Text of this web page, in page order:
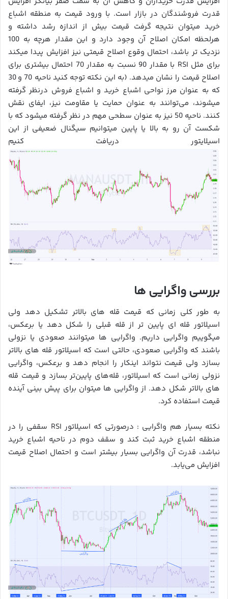
قدرت فروشندگان در بازار است. با ورود قیمت به منطقه اشباع
خرید میتوان نتیجه گرفت قیمت بیش از اندازه رشد داشته و
هرلحظه امکان اصلاح آن وجود دارد و این مقدار هرچه به 100
نزدیک تر باشد، احتمال وقوع اصلاح قیمتی نیز افزایش پیدا میکند
برای مثل RSI با مقدار 90 نسبت به مقدار 70 احتمال بیشتری برای
اصلاح قیمت را نشان میدهد. (به این نکته توجه کنید ناحیه 70 و 30
که به عنوان مرز نواحی اشباع خرید و اشباع فروش درنظر گرفته
میشوند، می‌توانند به عنوان حمایت یا مقاومت نیز، ایفای نقش
کنند. ناحیه 50 نیز به عنوان سطحی مهم در نظر گرفته میشود که با
شکست آن رو به بالا یا پایین میتوانیم سیگنال ضعیفی از این
اسیلایتور دریافت کنیم
بررسی واگرایی ها
به طور کلی زمانی که قیمت قله های بالاتر تشکیل دهد ولی
اسیلاتور قله ای پایین تر از قله قبلی را شکل دهد یا برعکس،
میگوییم واگرایی داریم. واگرایی ها میتوانند صعودی یا نزولی
باشند که واگرایی صعودی، حالتی است که اسیلاتور قله های بالاتر
بسازد ولی قیمت نتواند اینکار را انجام دهد و برعکس، واگرایی
نزولی زمانی است که اسیلاتور، قله‌های پایین‌تر بسازد و قیمت قله
های بالاتر شکل دهد. از واگرایی ها میتوان برای پیش بینی آینده
قیمت استفاده کرد.
نکته بسیار هم واگرایی : درصورتی که اسیلاتور RSI سقفی را در
منطقه اشباع خرید ثبت کند و سقف دوم در ناحیه اشباع خرید
نباشد، قدرت آن واگرایی بسیار بیشتر است و احتمال اصلاح قیمت
افزایش می‌یابد.